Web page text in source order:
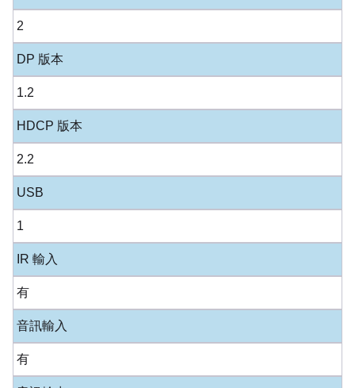
2
DP 版本
1.2
HDCP 版本
2.2
USB
1
IR 輸入
有
音訊輸入
有